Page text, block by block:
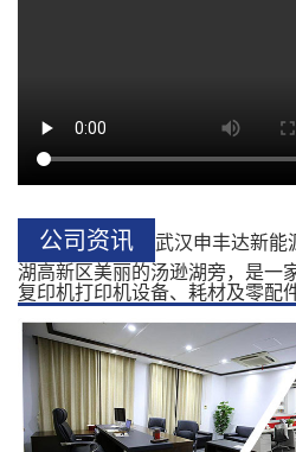
公司资讯
武汉申丰达新能
湖高新区美丽的汤逊湖旁，是一
复印机打印机设备、耗材及零配